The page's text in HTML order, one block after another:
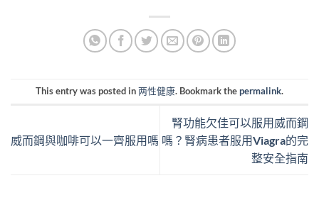
This entry was posted in两性健康. Bookmark thepermalink.
威而鋼與咖啡可以一齊服用嗎
腎功能欠佳可以服用威而鋼
嗎？腎病患者服用Viagra的完
整安全指南